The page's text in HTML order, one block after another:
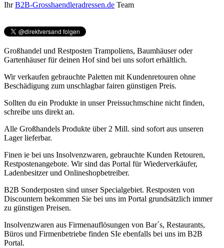
IhrB2B-Grosshaendleradressen.de Team
Großhandel und Restposten Trampoliens, Baumhäuser oder
Gartenhäuser für deinen Hof sind bei uns sofort erhältlich.
Wir verkaufen gebrauchte Paletten mit Kundenretouren ohne
Beschädigung zum unschlagbar fairen günstigen Preis.
Sollten du ein Produkte in unser Preissuchmschine nicht finden,
schreibe uns direkt an.
Alle Großhandels Produkte über 2 Mill. sind sofort aus unseren
Lager lieferbar.
Finen ie bei uns Insolvenzwaren, gebrauchte Kunden Retouren,
Restpostenangebote. Wir sind das Portal für Wiederverkäufer,
Ladenbesitzer und Onlineshopbetreiber.
B2B Sonderposten sind unser Specialgebiet. Restposten von
Discountern bekommen Sie bei uns im Portal grundsätzlich immer
zu günstigen Preisen.
Insolvenzwaren aus Firmenauflösungen von Bar´s, Restaurants,
Büros und Firmenbetriebe finden SIe ebenfalls bei uns im B2B
Portal.